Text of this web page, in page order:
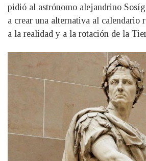
pidió al astrónomo alejandrino
a crear una alternativa al calendario
a la realidad y a la rotación de la